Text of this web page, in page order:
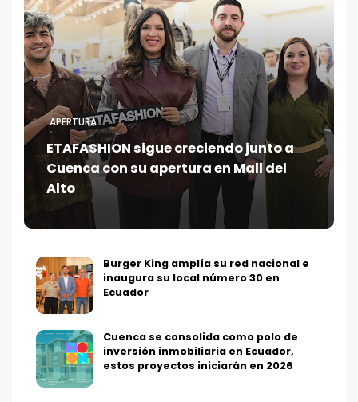
APERTURA
ETAFASHION sigue creciendo junto a
Cuenca con su apertura en Mall del
Alto
Burger King amplía su red nacional e
inaugura su local número 30 en
Ecuador
Cuenca se consolida como polo de
inversión inmobiliaria en Ecuador,
estos proyectos iniciarán en 2026